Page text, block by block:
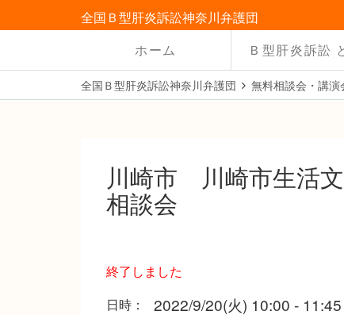
全国Ｂ型肝炎訴訟神奈川弁護団
ホーム Ｂ型肝炎訴訟
全国Ｂ型肝炎訴訟神奈川弁護団 無料相談会・講演
川崎市 川崎市生活
相談会
終了しました
日時：
2022/9/20(火) 10:00 - 11:45